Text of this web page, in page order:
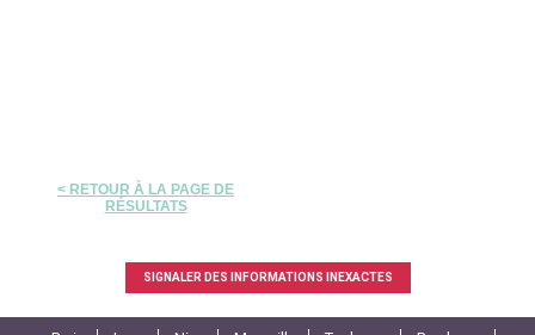
< RETOUR À LA PAGE DE
RÉSULTATS
SIGNALER DES INFORMATIONS INEXACTES